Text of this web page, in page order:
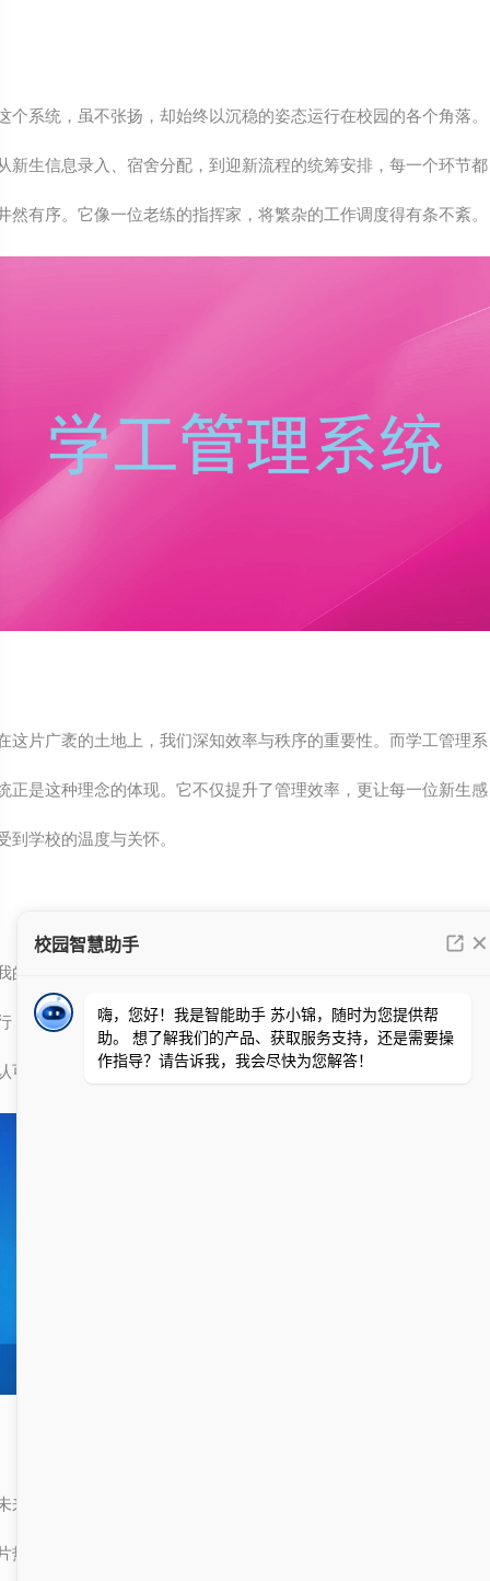
个系统，虽不张扬，却始终以沉稳的姿态运行在校园的各个角落。
新生信息录入、宿舍分配，到迎新流程的统筹安排，每一个环节都
然有序。它像一位老练的指挥家，将繁杂的工作调度得有条不紊。
这片广袤的土地上，我们深知效率与秩序的重要性。而学工管理系
正是这种理念的体现。它不仅提升了管理效率，更让每一位新生感
到学校的温度与关怀。
的心情，正如这秋日的阳光，温暖而明亮。看到迎新工作顺利进
，我感到由衷的欣慰。这不仅是对系统的肯定，更是对团队努力的
可。
来，我们将继续优化系统功能，让其更加智能、高效。在内蒙古这
热土上，我们将以沉稳的态度，迎接每一次挑战，书写属于我们的